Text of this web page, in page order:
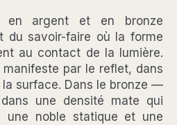
en argent et en bronze
du savoir-faire où la forme
au contact de la lumière.
manifeste par le reflet, dans
la surface. Dans le bronze —
une densité mate qui
une noble statique et une